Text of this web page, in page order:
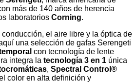
más de 140 años de herencia
laboratorios Corning.
el aire libre y la óptica de
una selección de gafas Serengeti
con tecnología de lente
integra la tecnología 3 en 1 única
, Spectral Control®
color en alta definición y